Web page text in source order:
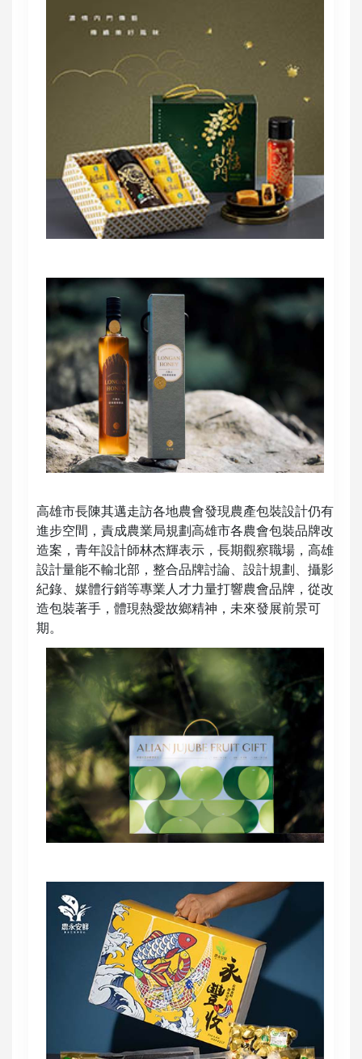
高雄市長陳其邁走訪各地農會發現農產包裝設計仍有
進步空間，責成農業局規劃高雄市各農會包裝品牌改
造案，青年設計師林杰輝表示，長期觀察職場，高雄
設計量能不輸北部，整合品牌討論、設計規劃、攝影
紀錄、媒體行銷等專業人才力量打響農會品牌，從改
造包裝著手，體現熱愛故鄉精神，未來發展前景可
期。